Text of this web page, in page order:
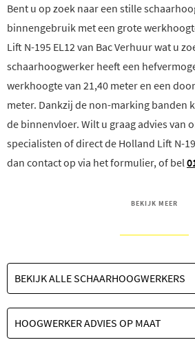
Bent u op zoek naar een stille
binnengebruik met een grote
Lift N-195 EL12 van Bac Verhuur wat u
schaarhoogwerker heeft een
werkhoogte van 21,40 meter en een
meter. Dankzij de non-marking banden
de binnenvloer. Wilt u graag advies van
specialisten of direct de Holland Lift N-
dan contact op via het formulier, of bel
BEKIJK MEER
BEKIJK ALLE SCHAARHOOGWERKERS
HOOGWERKER ADVIES OP MAAT